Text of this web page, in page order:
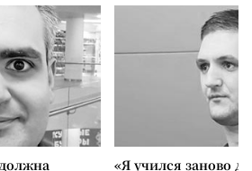
«Я учился заново